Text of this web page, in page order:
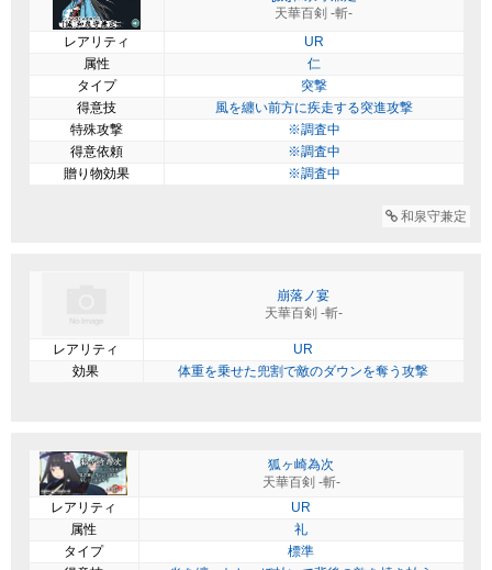
天華百剣 -斬-
レアリティ
UR
属性
仁
タイプ
突撃
得意技
風を纏い前方に疾走する突進攻撃
特殊攻撃
※調査中
得意依頼
※調査中
贈り物効果
※調査中
和泉守兼定
崩落ノ宴
天華百剣 -斬-
レアリティ
UR
効果
体重を乗せた兜割で敵のダウンを奪う攻撃
狐ヶ崎為次
天華百剣 -斬-
レアリティ
UR
属性
礼
タイプ
標準